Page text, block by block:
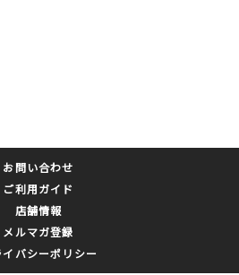
お問い合わせ
ご利用ガイド
店舗情報
メルマガ登録
イバシーポリシー